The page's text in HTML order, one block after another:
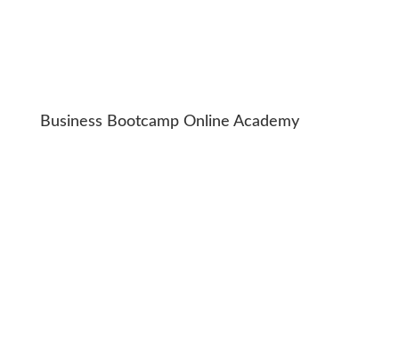
Business Bootcamp Online Academy